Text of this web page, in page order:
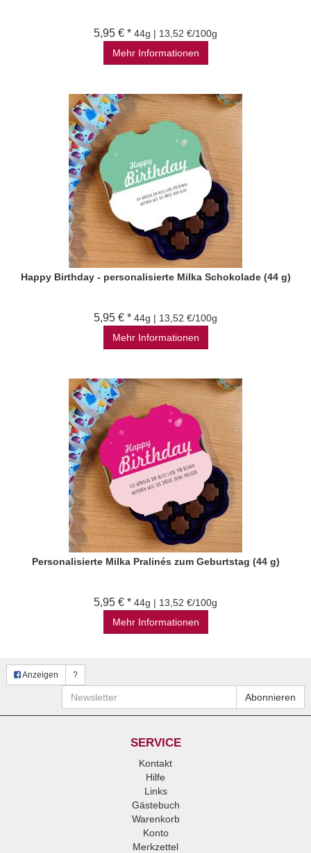
5,95 € * 44g | 13,52 €/100g
Mehr Informationen
Happy Birthday - personalisierte Milka Schokolade (44 g)
5,95 € * 44g | 13,52 €/100g
Mehr Informationen
Personalisierte Milka Pralinés zum Geburtstag (44 g)
5,95 € * 44g | 13,52 €/100g
Mehr Informationen
Anzeigen ?
Newsletter Abonnieren
SERVICE
Kontakt
Hilfe
Links
Gästebuch
Warenkorb
Konto
Merkzettel